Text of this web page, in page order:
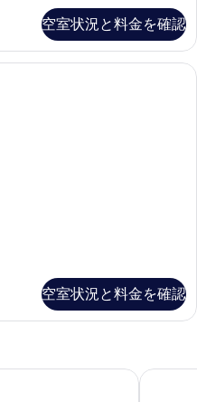
空室状況と料金を確認
[錦帯橋側 - 和室] 12.5畳 | ミニバー
空室状況と料金を確認
グリー